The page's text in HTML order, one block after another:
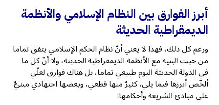
أبرز الفوارق بين النظام الإسلامي والأنظمة
الديمقراطية الحديثة
ورغم كل ذلك، فهذا لا يعني أنّ نظام الحكم الإسلامي يتفق تماما
من حيث البنية مع الأنظمة الديمقراطية الحديثة، ولا أنّ كل ما
في الدولة الحديثة اليوم طبيعي تماما، بل هناك فوارق لعلّي
ألخّص أبرزها فيما يلي، كثيرٌ منها قطعي، وبعضها اجتهادي مبنيٌّ
على مبادئ الشريعة وأحكامها: